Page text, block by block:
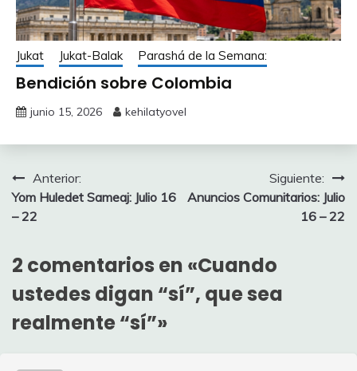
Jukat Jukat-Balak Parashá de la Semana:
Bendición sobre Colombia
junio 15, 2026 kehilatyovel
Navegación
de
Anterior:
Yom Huledet Sameaj: Julio 16
– 22
Siguiente:
Anuncios Comunitarios: Julio
16 – 22
2 comentarios en «Cuando
ustedes digan “sí”, que sea
realmente “sí”»